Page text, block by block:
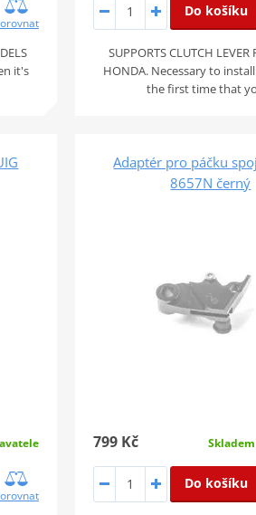
it's
Do košíku
SUPPORTS CLUTCH
HONDA. Necessary to
the first time that
Adaptér pro páčku
8657N černý
799 Kč
Do košíku